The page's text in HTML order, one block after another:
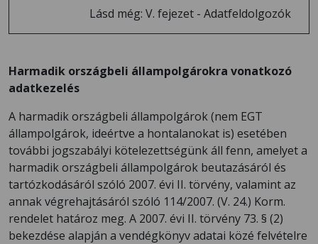
Lásd még: V. fejezet - Adatfeldolgozók
Harmadik országbeli állampolgárokra vonatkozó
adatkezelés
A harmadik országbeli állampolgárok (nem EGT
állampolgárok, ideértve a hontalanokat is) esetében
további jogszabályi kötelezettségünk áll fenn, amelyet a
harmadik országbeli állampolgárok beutazásáról és
tartózkodásáról szóló 2007. évi II. törvény, valamint az
annak végrehajtásáról szóló 114/2007. (V. 24.) Korm.
rendelet határoz meg. A 2007. évi II. törvény 73. § (2)
bekezdése alapján a vendégkönyv adatai közé felvételre